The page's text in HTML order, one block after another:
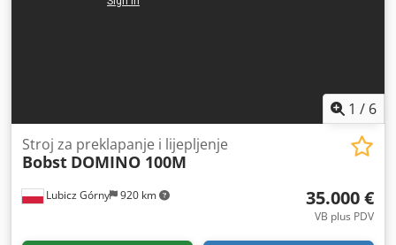
1 / 6
Lubicz Górny 920 km
Stroj za preklapanje i lijepljenje
Bobst DOMINO 100M
35.000 €
VB plus PDV